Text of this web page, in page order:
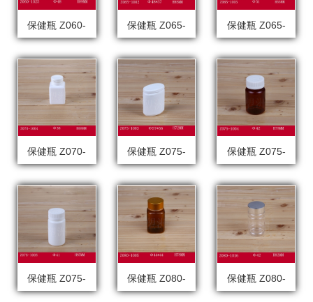
保健瓶 Z060- 保健瓶 Z065- 保健瓶 Z065-
保健瓶 Z070- 保健瓶 Z075- 保健瓶 Z075-
保健瓶 Z075- 保健瓶 Z080- 保健瓶 Z080-